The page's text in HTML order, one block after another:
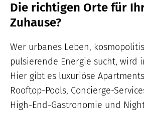
Die richtigen Orte für
Zuhause?
Wer urbanes Leben,
pulsierende Energie sucht, wird
Hier gibt es luxuriöse
Rooftop-Pools, Concierge-
High-End-Gastronomie und